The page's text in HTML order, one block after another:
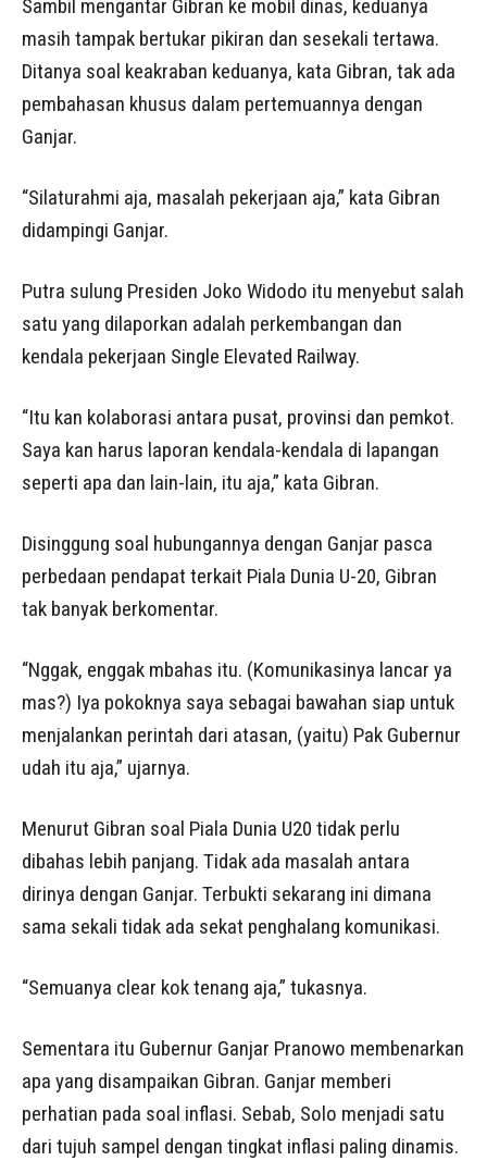
Sambil mengantar Gibran ke mobil dinas, keduanya
masih tampak bertukar pikiran dan sesekali tertawa.
Ditanya soal keakraban keduanya, kata Gibran, tak ada
pembahasan khusus dalam pertemuannya dengan
Ganjar.
“Silaturahmi aja, masalah pekerjaan aja,” kata Gibran
didampingi Ganjar.
Putra sulung Presiden Joko Widodo itu menyebut salah
satu yang dilaporkan adalah perkembangan dan
kendala pekerjaan Single Elevated Railway.
“Itu kan kolaborasi antara pusat, provinsi dan pemkot.
Saya kan harus laporan kendala-kendala di lapangan
seperti apa dan lain-lain, itu aja,” kata Gibran.
Disinggung soal hubungannya dengan Ganjar pasca
perbedaan pendapat terkait Piala Dunia U-20, Gibran
tak banyak berkomentar.
“Nggak, enggak mbahas itu. (Komunikasinya lancar ya
mas?) Iya pokoknya saya sebagai bawahan siap untuk
menjalankan perintah dari atasan, (yaitu) Pak Gubernur
udah itu aja,” ujarnya.
Menurut Gibran soal Piala Dunia U20 tidak perlu
dibahas lebih panjang. Tidak ada masalah antara
dirinya dengan Ganjar. Terbukti sekarang ini dimana
sama sekali tidak ada sekat penghalang komunikasi.
“Semuanya clear kok tenang aja,” tukasnya.
Sementara itu Gubernur Ganjar Pranowo membenarkan
apa yang disampaikan Gibran. Ganjar memberi
perhatian pada soal inflasi. Sebab, Solo menjadi satu
dari tujuh sampel dengan tingkat inflasi paling dinamis.